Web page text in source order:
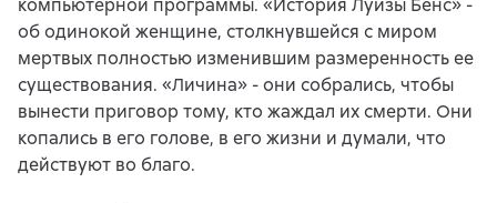
компьютерной программы. «История Луизы Бенс» -
об одинокой женщине, столкнувшейся с миром
мертвых полностью изменившим размеренность ее
существования. «Личина» - они собрались, чтобы
вынести приговор тому, кто жаждал их смерти. Они
копались в его голове, в его жизни и думали, что
действуют во благо.